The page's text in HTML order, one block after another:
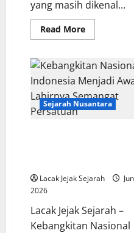
yang masih dikenal...
Read MoreRead
more
Penciptaan
dalam
Mitologi
Hindu
yang
Masih
Dipercaya
Sejarah Nusantara
Lacak Jejak Sejarah
2026
Lacak Jejak Sejarah –
Kebangkitan Nasional